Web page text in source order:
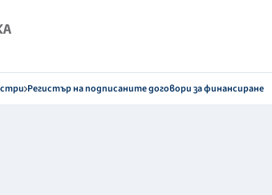
Регистър на подписаните договори за финансиране